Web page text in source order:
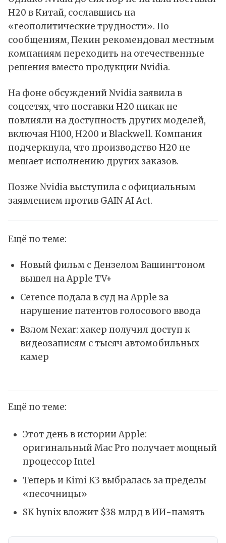
H20 в Китай, сославшись на
«геополитические трудности». По
сообщениям, Пекин рекомендовал местным
компаниям переходить на отечественные
решения вместо продукции Nvidia.
На фоне обсуждений Nvidia заявила в
соцсетях, что поставки H20 никак не
повлияли на доступность других моделей,
включая H100, H200 и Blackwell. Компания
подчеркнула, что производство H20 не
мешает исполнению других заказов.
Позже Nvidia выступила с официальным
заявлением против GAIN AI Act.
Ещё по теме:
Новый фильм с Дензелом Вашингтоном
вышел на Apple TV+
Cerence подала в суд на Apple за
нарушение патентов голосового ввода
Взлом Nexar: хакер получил доступ к
видеозаписям с тысяч автомобильных
камер
Ещё по теме:
Этот день в истории Apple:
оригинальный Mac Pro получает мощный
процессор Intel
Теперь и Kimi K3 выбралась за пределы
«песочницы»
SK hynix вложит $38 млрд в ИИ-память